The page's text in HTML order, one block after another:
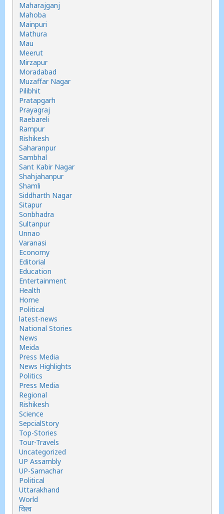
Maharajganj
Mahoba
Mainpuri
Mathura
Mau
Meerut
Mirzapur
Moradabad
Muzaffar Nagar
Pilibhit
Pratapgarh
Prayagraj
Raebareli
Rampur
Rishikesh
Saharanpur
Sambhal
Sant Kabir Nagar
Shahjahanpur
Shamli
Siddharth Nagar
Sitapur
Sonbhadra
Sultanpur
Unnao
Varanasi
Economy
Editorial
Education
Entertainment
Health
Home
Political
latest-news
National Stories
News
Meida
Press Media
News Highlights
Politics
Press Media
Regional
Rishikesh
Science
SepcialStory
Top-Stories
Tour-Travels
Uncategorized
UP Assambly
UP-Samachar
Political
Uttarakhand
World
विश्व